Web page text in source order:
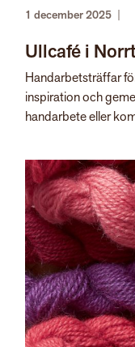
1 december 2025 |
Ullcafé i
Handarbetsträffar
inspiration och
handarbete eller